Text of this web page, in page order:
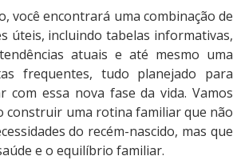
você encontrará uma combinação de
úteis, incluindo tabelas informativas,
atuais e até mesmo uma
frequentes, tudo planejado para
com essa nova fase da vida. Vamos
construir uma rotina familiar que não
do recém-nascido, mas que
e o equilíbrio familiar.